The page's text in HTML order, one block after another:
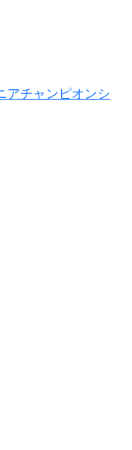
アチャンピオンシ